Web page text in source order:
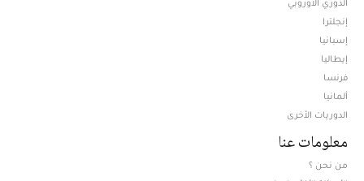
إنجلترا
إسبانيا
إيطاليا
فرنسا
ألمانيا
الدوريات الأخرى
معلومات عنا
من نحن ؟